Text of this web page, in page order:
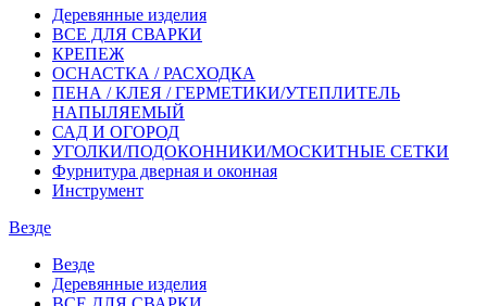
Деревянные изделия
ВСЕ ДЛЯ СВАРКИ
КРЕПЕЖ
ОСНАСТКА / РАСХОДКА
ПЕНА / КЛЕЯ / ГЕРМЕТИКИ/УТЕПЛИТЕЛЬ
НАПЫЛЯЕМЫЙ
САД И ОГОРОД
УГОЛКИ/ПОДОКОННИКИ/МОСКИТНЫЕ СЕТКИ
Фурнитура дверная и оконная
Инструмент
Везде
Везде
Деревянные изделия